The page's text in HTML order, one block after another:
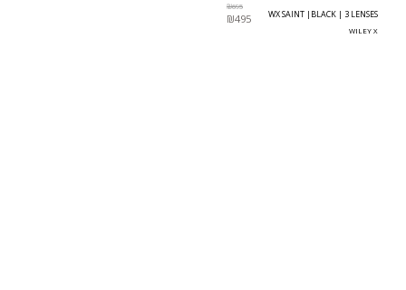
WX SAINT |BLACK | 3 LENSES
₪695
₪495
WILEY X